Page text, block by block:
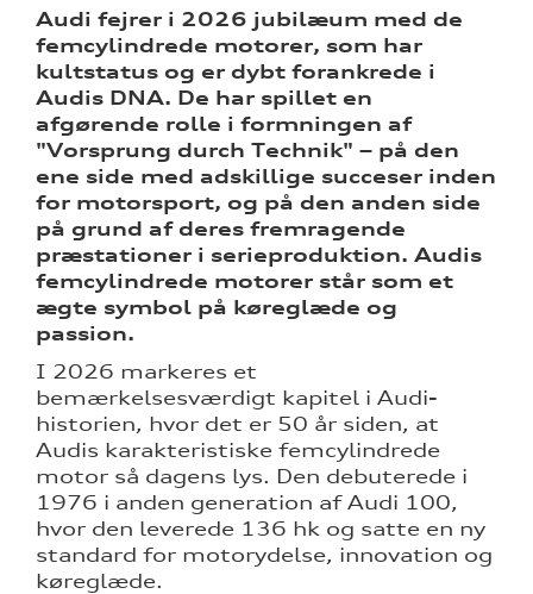
arkiv
i
nyt
Audi fejrer i 2026 jubilæum med de
femcylindrede motorer, som har
kultstatus og er dybt forankrede i
Audis DNA. De har spillet en
afgørende rolle i formningen af
"Vorsprung durch Technik" – på den
ene side med adskillige succeser inden
for motorsport, og på den anden side
på grund af deres fremragende
præstationer i serieproduktion. Audis
femcylindrede motorer står som et
ægte symbol på køreglæde og
passion.
I 2026 markeres et
bemærkelsesværdigt kapitel i Audi-
historien, hvor det er 50 år siden, at
Audis karakteristiske femcylindrede
motor så dagens lys. Den debuterede i
1976 i anden generation af Audi 100,
hvor den leverede 136 hk og satte en ny
standard for motorydelse, innovation og
køreglæde.